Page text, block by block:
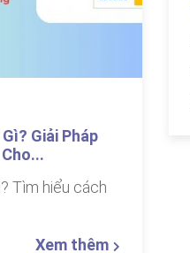
Giải Pháp
Tìm hiểu cách
Xem thêm